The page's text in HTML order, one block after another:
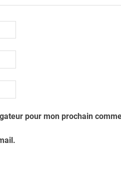
pour mon prochain